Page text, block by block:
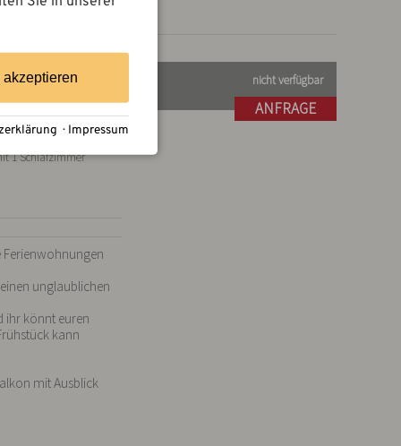
76m² für
1 Schlafzimmer
Ferienwohnungen
unglaublichen
ihr könnt euren
kann
mit Ausblick
nicht verfügbar
ANFRAGE
· Impressum